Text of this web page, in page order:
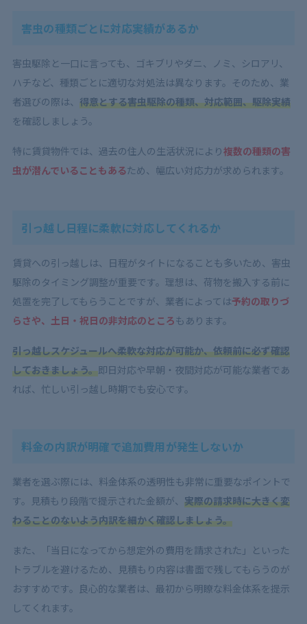
害虫の種類ごとに対応実績があるか
害虫駆除と一口に言っても、ゴキブリやダニ、ノミ、シロアリ、
ハチなど、種類ごとに適切な対処法は異なります。そのため、業
者選びの際は、 得意とする害虫駆除の種類、対応範囲、駆除実績
を確認しましょう。
特に賃貸物件では、過去の住人の生活状況により複数の種類の害
虫が潜んでいることもあるため、幅広い対応力が求められます。
引っ越し日程に柔軟に対応してくれるか
賃貸への引っ越しは、日程がタイトになることも多いため、害虫
駆除のタイミング調整が重要です。理想は、荷物を搬入する前に
処置を完了してもらうことですが、業者によっては予約の取りづ
らさや、土日・祝日の非対応のところ もあります。
引っ越しスケジュールへ柔軟な対応が可能か、依頼前に必ず確認
しておきましょう。即日対応や早朝・夜間対応が可能な業者であ
れば、忙しい引っ越し時期でも安心です。
料金の内訳が明確で追加費用が発生しないか
業者を選ぶ際には、料金体系の透明性も非常に重要なポイントで
す。見積もり段階で提示された金額が、 実際の請求時に大きく変
わることのないよう内訳を細かく確認しましょう。
また、「当日になってから想定外の費用を請求された」といった
トラブルを避けるため、見積もり内容は書面で残してもらうのが
おすすめです。良心的な業者は、最初から明瞭な料金体系を提示
してくれます。